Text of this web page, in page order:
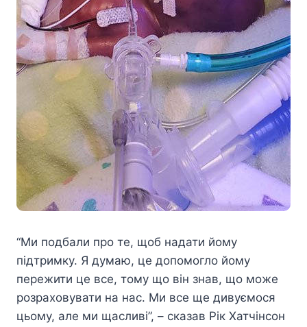
“Ми подбали про те, щоб надати йому
підтримку. Я думаю, це допомогло йому
пережити це все, тому що він знав, що може
розраховувати на нас. Ми все ще дивуємося
цьому, але ми щасливі”, – сказав Рік Хатчінсон